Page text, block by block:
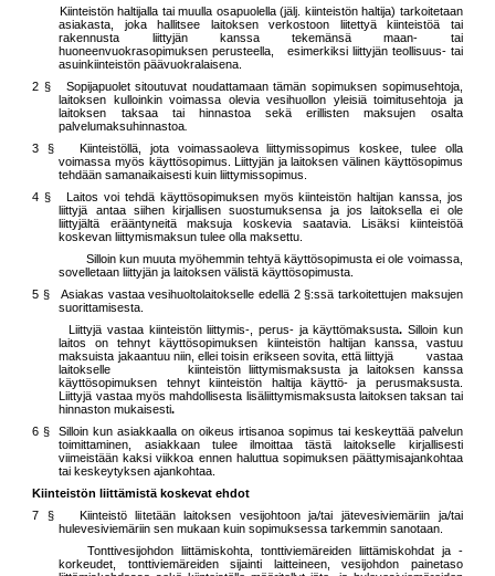
Kiinteistön haltijalla tai muulla osapuolella (jälj. kiinteistön haltija) tarkoitetaan
asiakasta, joka hallitsee laitoksen verkostoon liitettyä kiinteistöä tai
rakennusta liittyjän kanssa tekemänsä maan- tai
huoneenvuokrasopimuksen perusteella, esimerkiksi liittyjän teollisuus- tai
asuinkiinteistön päävuokralaisena.
2 § Sopijapuolet sitoutuvat noudattamaan tämän sopimuksen sopimusehtoja,
laitoksen kulloinkin voimassa olevia vesihuollon yleisiä toimitusehtoja ja
laitoksen taksaa tai hinnastoa sekä erillisten maksujen osalta
palvelumaksuhinnastoa
3 § Kiinteistöllä, jota voimassaoleva liittymissopimus koskee, tulee olla
voimassa myös käyttösopimus. Liittyjän ja laitoksen välinen käyttösopimus
tehdään samanaikaisesti kuin liittymissopimus.
4 § Laitos voi tehdä käyttösopimuksen myös kiinteistön haltijan kanssa, jos
liittyjä antaa siihen kirjallisen suostumuksensa ja jos laitoksella ei ole
liittyjältä erääntyneitä maksuja koskevia saatavia. Lisäksi kiinteistöä
koskevan liittymismaksun tulee olla maksettu.
Silloin kun muuta myöhemmin tehtyä käyttösopimusta ei ole voimassa,
sovelletaan liittyjän ja laitoksen välistä käyttösopimusta.
5 § Asiakas vastaa vesihuoltolaitokselle edellä 2 §:ssä tarkoitettujen maksujen
suorittamisesta.
Liittyjä vastaa kiinteistön liittymis-, perus- ja käyttömaksusta. Silloin kun
laitos on tehnyt käyttösopimuksen kiinteistön haltijan kanssa, vastuu
maksuista jakaantuu niin, ellei toisin erikseen sovita, että liittyjä vastaa
laitokselle kiinteistön liittymismaksusta ja laitoksen kanssa
käyttösopimuksen tehnyt kiinteistön haltija käyttö- ja perusmaksusta.
Liittyjä vastaa myös mahdollisesta lisäliittymismaksusta laitoksen taksan tai
hinnaston mukaisesti.
6 § Silloin kun asiakkaalla on oikeus irtisanoa sopimus tai keskeyttää palvelun
toimittaminen, asiakkaan tulee ilmoittaa tästä laitokselle kirjallisesti
viimeistään kaksi viikkoa ennen haluttua sopimuksen päättymisajankohtaa
tai keskeytyksen ajankohtaa.
Kiinteistön liittämistä koskevat ehdot
7 § Kiinteistö liitetään laitoksen vesijohtoon ja/tai jätevesiviemäriin ja/tai
hulevesiviemäriin sen mukaan kuin sopimuksessa tarkemmin sanotaan.
Tonttivesijohdon liittämiskohta, tonttiviemäreiden liittämiskohdat ja -
korkeudet, tonttiviemäreiden sijainti laitteineen, vesijohdon painetaso